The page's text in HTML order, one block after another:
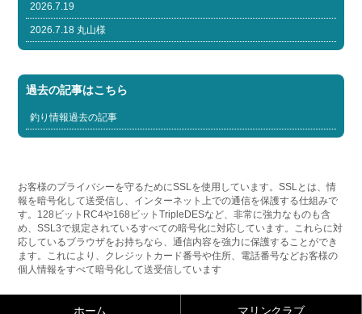
2026.7.19
2026.7.18 丸山様
過去の記事はこちら
釣り情報過去の記事
お客様のプライバシーを守るためにSSLを使用しています。SSLとは、情
報を暗号化して送受信し、インターネット上での通信を保護する仕組みで
す。128ビットRC4や168ビットTripleDESなど、非常に強力なものも含
め、SSL3で規定されているすべての暗号化に対応しています。これらに対
応しているブラウザをお持ちなら、通信内容を強力に保護することができ
ます。これにより、クレジットカード番号や住所、電話番号などお客様の
個人情報をすべて暗号化して送受信しています
ホーム マリンクラブ